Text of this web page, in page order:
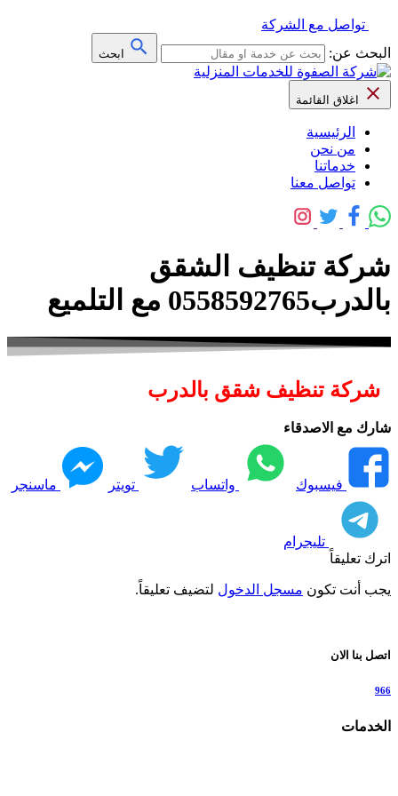
تواصل مع الشركة
البحث عن:
ابحث
اغلاق القائمة
الرئيسية
من نحن
خدماتنا
تواصل معنا
شركة تنظيف الشقق
بالدرب0558592765 مع التلميع
شركة تنظيف شقق بالدرب
شارك مع الاصدقاء
فيسبوك واتساب تويتر ماسنجر
تليجرام
اترك تعليقاً
يجب أنت تكون مسجل الدخول لتضيف تعليقاً.
اتصل بنا الان
966
الخدمات